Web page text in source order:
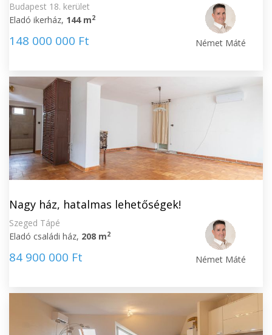
Budapest 18. kerület
Eladó ikerház, 144 m2
148 000 000 Ft Német Máté
Nagy ház, hatalmas lehetőségek!
Szeged Tápé
Eladó családi ház, 208 m2
84 900 000 Ft Német Máté